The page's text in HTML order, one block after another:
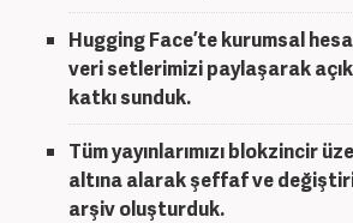
Hugging Face’te kurumsal
veri setlerimizi paylaşarak
katkı sunduk.
Tüm yayınlarımızı blokzincir
altına alarak şeffaf ve
arşiv oluşturduk.